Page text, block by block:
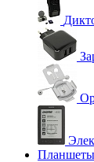
Планшеты